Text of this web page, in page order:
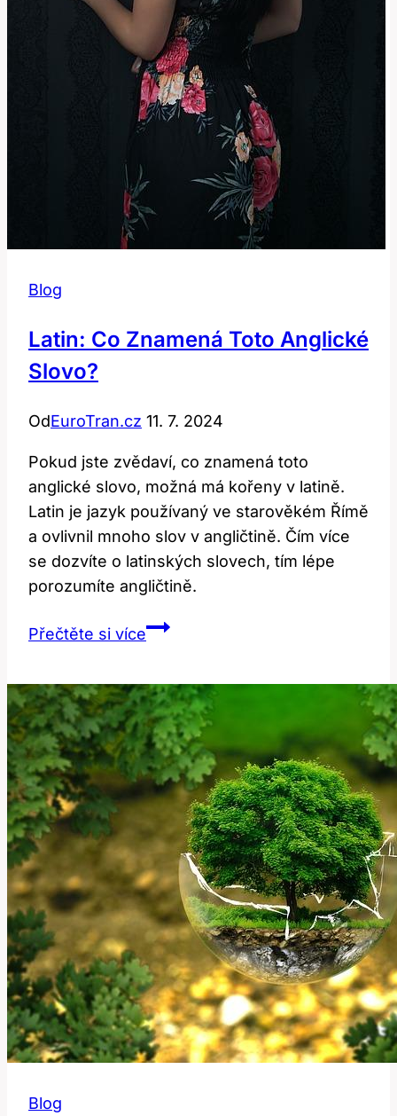
Blog
Latin: Co Znamená Toto Anglické
Slovo?
OdEuroTran.cz 11. 7. 2024
Pokud jste zvědaví, co znamená toto
anglické slovo, možná má kořeny v latině.
Latin je jazyk používaný ve starověkém Římě
a ovlivnil mnoho slov v angličtině. Čím více
se dozvíte o latinských slovech, tím lépe
porozumíte angličtině.
Přečtěte si víceLatin:
toto
anglické
slovo?
Blog